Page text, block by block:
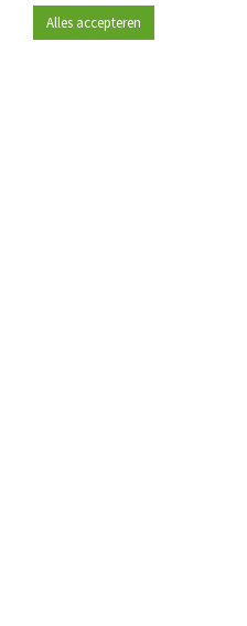
Alles accepteren